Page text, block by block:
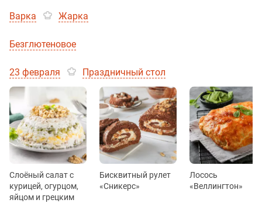
Варка Жарка
Безглютеновое
23 февраля Праздничный стол
Слоёный салат с
курицей, огурцом,
яйцом и грецким
Бисквитный рулет
«Сникерс»
Лосось
«Веллингтон»